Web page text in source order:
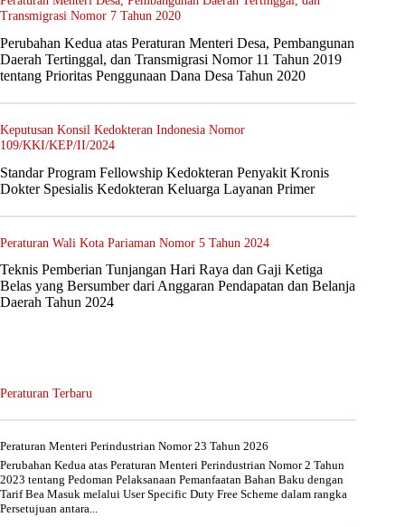
Transmigrasi Nomor 7 Tahun 2020
Perubahan Kedua atas Peraturan Menteri Desa, Pembangunan
Daerah Tertinggal, dan Transmigrasi Nomor 11 Tahun 2019
tentang Prioritas Penggunaan Dana Desa Tahun 2020
Keputusan Konsil Kedokteran Indonesia Nomor
109/KKI/KEP/II/2024
Standar Program Fellowship Kedokteran Penyakit Kronis
Dokter Spesialis Kedokteran Keluarga Layanan Primer
Peraturan Wali Kota Pariaman Nomor 5 Tahun 2024
Teknis Pemberian Tunjangan Hari Raya dan Gaji Ketiga
Belas yang Bersumber dari Anggaran Pendapatan dan Belanja
Daerah Tahun 2024
Peraturan Terbaru
Peraturan Menteri Perindustrian Nomor 23 Tahun 2026
Perubahan Kedua atas Peraturan Menteri Perindustrian Nomor 2 Tahun
2023 tentang Pedoman Pelaksanaan Pemanfaatan Bahan Baku dengan
Tarif Bea Masuk melalui User Specific Duty Free Scheme dalam rangka
Persetujuan antara...